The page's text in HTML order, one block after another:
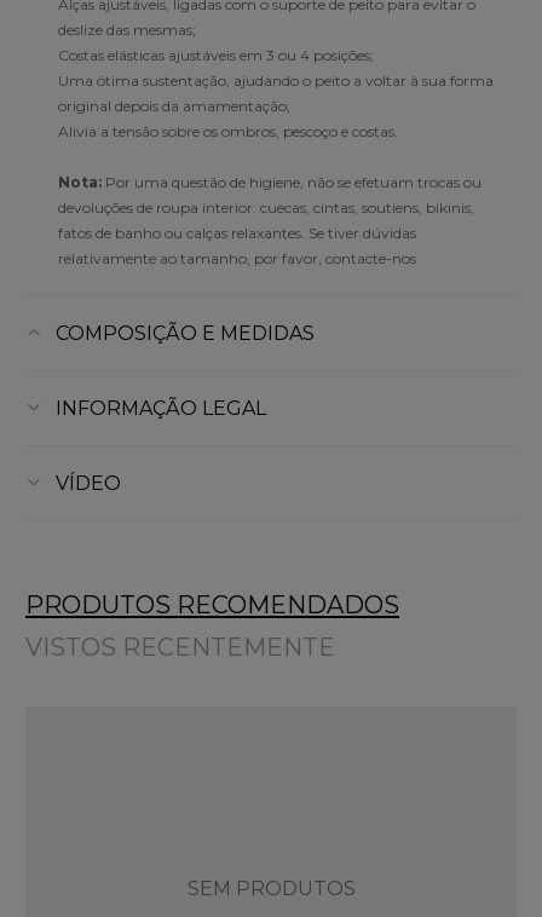
Alças ajustáveis, ligadas com o suporte de peito para evitar o
deslize das mesmas;
Costas elásticas ajustáveis em 3 ou 4 posições;
Uma ótima sustentação, ajudando o peito a voltar à sua forma
original depois da amamentação;
Alivia a tensão sobre os ombros, pescoço e costas.
Nota: Por uma questão de higiene, não se efetuam trocas ou
devoluções de roupa interior: cuecas, cintas, soutiens, bikinis,
fatos de banho ou calças relaxantes. Se tiver dúvidas
relativamente ao tamanho, por favor, contacte-nos
COMPOSIÇÃO E MEDIDAS
INFORMAÇÃO LEGAL
VÍDEO
PRODUTOS RECOMENDADOS
VISTOS RECENTEMENTE
SEM PRODUTOS